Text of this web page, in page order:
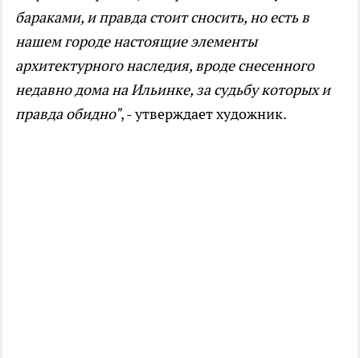
бараками, и правда стоит сносить, но есть в
нашем городе настоящие элементы
архитектурного наследия, вроде снесенного
недавно дома на Ильинке, за судьбу которых и
правда обидно", - утверждает художник.